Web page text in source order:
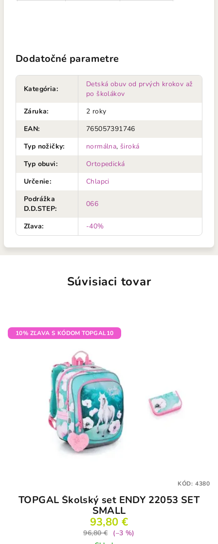
Dodatočné parametre
Kategória:
Detská obuv od prvých krokov až
po školákov
Záruka:
2 roky
EAN:
765057391746
Typ nožičky: normálna, široká
Typ obuvi:
Ortopedická
Určenie:
Chlapci
Podrážka
D.D.STEP:
066
Zľava: -40%
Súvisiaci tovar
10% ZĽAVA S KÓDOM TOPGAL10
TOPGAL Školský set ENDY 22053 SET
SMALL
93,80 €
96,80 €
(–3 %)
KÓD: 4380